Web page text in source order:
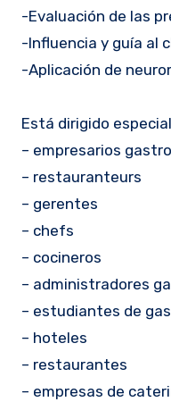
-Evaluación de las
-Influencia y guía al
-Aplicación de
Está dirigido
– empresarios
– restauranteurs
– gerentes
– chefs
– cocineros
– administradores
– estudiantes de
– hoteles
– restaurantes
– empresas de